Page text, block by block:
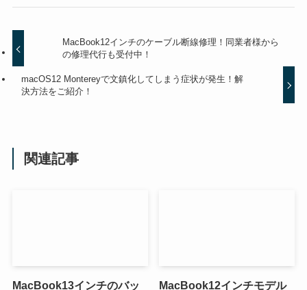
MacBook12インチのケーブル断線修理！同業者様から
の修理代行も受付中！
macOS12 Montereyで文鎮化してしまう症状が発生！解
決方法をご紹介！
関連記事
MacBook13インチのバッ
MacBook12インチモデル